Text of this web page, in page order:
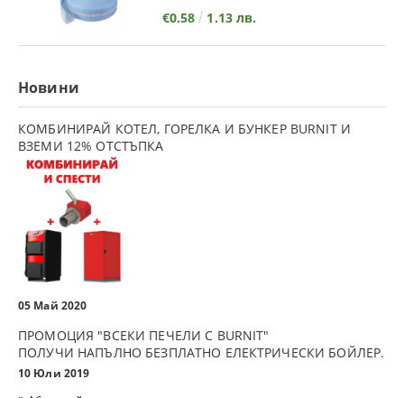
€0.58 1.13 лв.
Новини
КОМБИНИРАЙ КОТЕЛ, ГОРЕЛКА И БУНКЕР BURNIT И
ВЗЕМИ 12% ОТСТЪПКА
05 Май 2020
ПРОМОЦИЯ "ВСЕКИ ПЕЧЕЛИ С BURNIT"
ПОЛУЧИ НАПЪЛНО БЕЗПЛАТНО ЕЛЕКТРИЧЕСКИ БОЙЛЕР.
10 Юли 2019